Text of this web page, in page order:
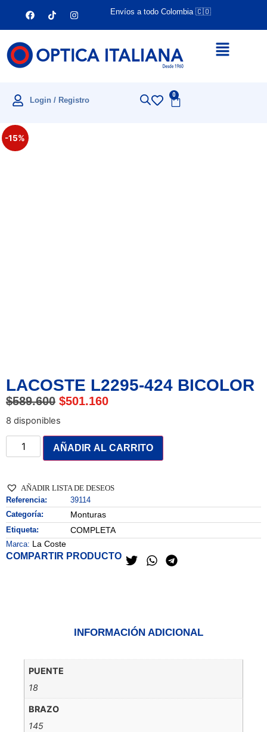
Envíos a todo Colombia 🇨🇴
Login / Registro
0
-15%
LACOSTE L2295-424 BICOLOR
$589.600 $501.160
8 disponibles
AÑADIR AL CARRITO
AÑADIR LISTA DE DESEOS
Referencia:
39114
Categoría:
Monturas
Etiqueta: COMPLETA
Marca: La Coste
COMPARTIR PRODUCTO
INFORMACIÓN ADICIONAL
PUENTE
18
BRAZO
145